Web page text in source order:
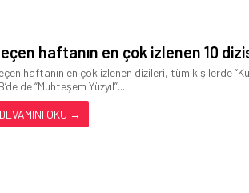
haftanın en çok izlenen 10
haftanın en çok izlenen dizileri, tüm kişilerde
de “Muhteşem Yüzyıl”...
DEVAMINI OKU →